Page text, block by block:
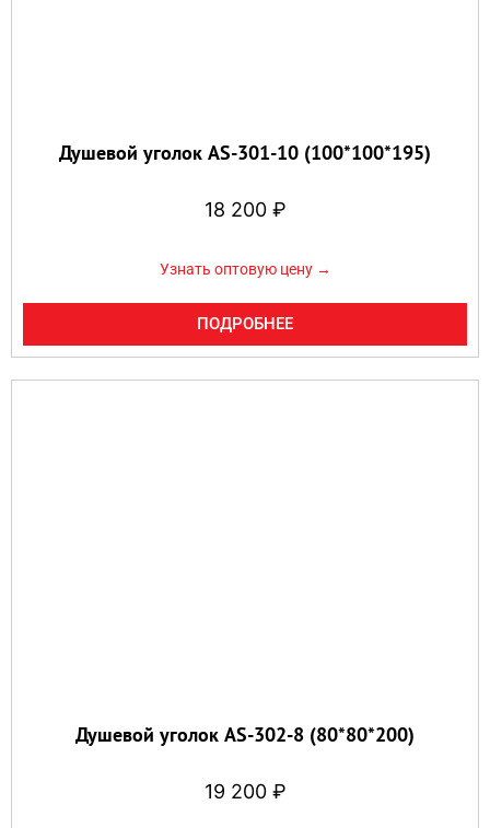
Душевой уголок AS-301-10 (100*100*195)
18 200 ₽
Узнать оптовую цену →
ПОДРОБНЕЕ
Душевой уголок AS-302-8 (80*80*200)
19 200 ₽